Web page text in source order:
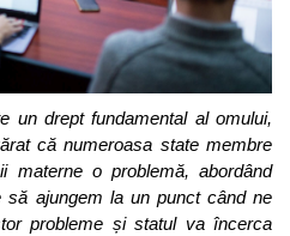
un drept fundamental al omului,
că numeroasa state membre
materne o problemă, abordând
să ajungem la un punct când ne
probleme și statul va încerca